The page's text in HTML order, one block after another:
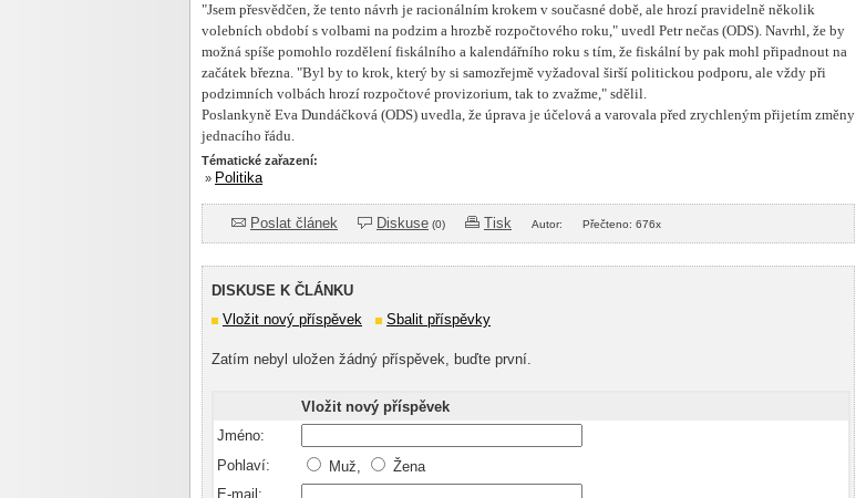
"Jsem přesvědčen, že tento návrh je racionálním krokem v současné době, ale hrozí pravidelně několik
volebních období s volbami na podzim a hrozbě rozpočtového roku," uvedl Petr nečas (ODS). Navrhl, že by
možná spíše pomohlo rozdělení fiskálního a kalendářního roku s tím, že fiskální by pak mohl připadnout na
začátek března. "Byl by to krok, který by si samozřejmě vyžadoval širší politickou podporu, ale vždy při
podzimních volbách hrozí rozpočtové provizorium, tak to zvažme," sdělil.
Poslankyně Eva Dundáčková (ODS) uvedla, že úprava je účelová a varovala před zrychleným přijetím změny
jednacího řádu.
Tématické zařazení:
» Politika
Poslat článek Diskuse (0) Tisk Autor: Přečteno: 676x
DISKUSE K ČLÁNKU
Vložit nový příspěvek
Sbalit příspěvky
Zatím nebyl uložen žádný příspěvek, buďte první.
Vložit nový příspěvek
Jméno:
Pohlaví:
Muž,
Žena
E-mail: